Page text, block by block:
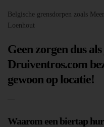
Belgische grensdorpen zoals
Loenhout
Geen zorgen dus
Druiventros.com
gewoon op locatie!
—
Waarom een biertap